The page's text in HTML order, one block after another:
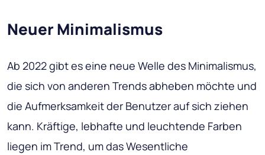
Neuer Minimalismus
Ab 2022 gibt es eine neue Welle des Minimalismus,
die sich von anderen Trends abheben möchte und
die Aufmerksamkeit der Benutzer auf sich ziehen
kann. Kräftige, lebhafte und leuchtende Farben
liegen im Trend, um das Wesentliche